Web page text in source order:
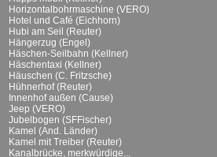
Horizontalbohrmaschine (VERO)
Hotel und Café (Eichhorn)
Hubi am Seil (Reuter)
Hängerzug (Engel)
Häschen-Seilbahn (Kellner)
Häschentaxi (Kellner)
Häuschen (C. Fritzsche)
Hühnerhof (Reuter)
Innenhof außen (Cause)
Jeep (VERO)
Jubelbogen (SFFischer)
Kamel (And. Länder)
Kamel mit Treiber (Reuter)
Kanalbrücke, merkwürdige...